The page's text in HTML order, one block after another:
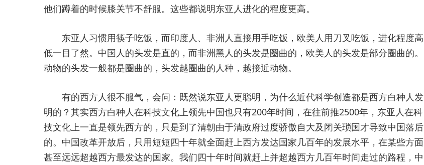
他们蹲着的时候膝关节不舒服。这些都说明东亚人进化的程度更高。
东亚人习惯用筷子吃饭，而印度人、非洲人直接用手吃饭，欧美人用刀叉吃饭，进化程度高
低一目了然。中国人的头发是直的，而非洲黑人的头发是圈曲的，欧美人的头发是部分圈曲的。
动物的头发一般都是圈曲的，头发越圈曲的人种，越接近动物。
有的西方人很不服气，会问：既然说东亚人更聪明，为什么近代科学创造都是西方白种人发
明的？其实西方白种人在科技文化上领先中国也只有200年时间，在往前推2500年，东亚人在科
技文化上一直是领先西方的，只是到了清朝由于清政府过度骄傲自大及闭关琐国才导致中国落后
的。中国改革开放后，只用短短四十年就全面赶上西方发达国家几百年的发展水平，在某些方面
甚至远远超越西方最发达的国家。我们四十年时间就赶上并超越西方几百年时间走过的路程，中